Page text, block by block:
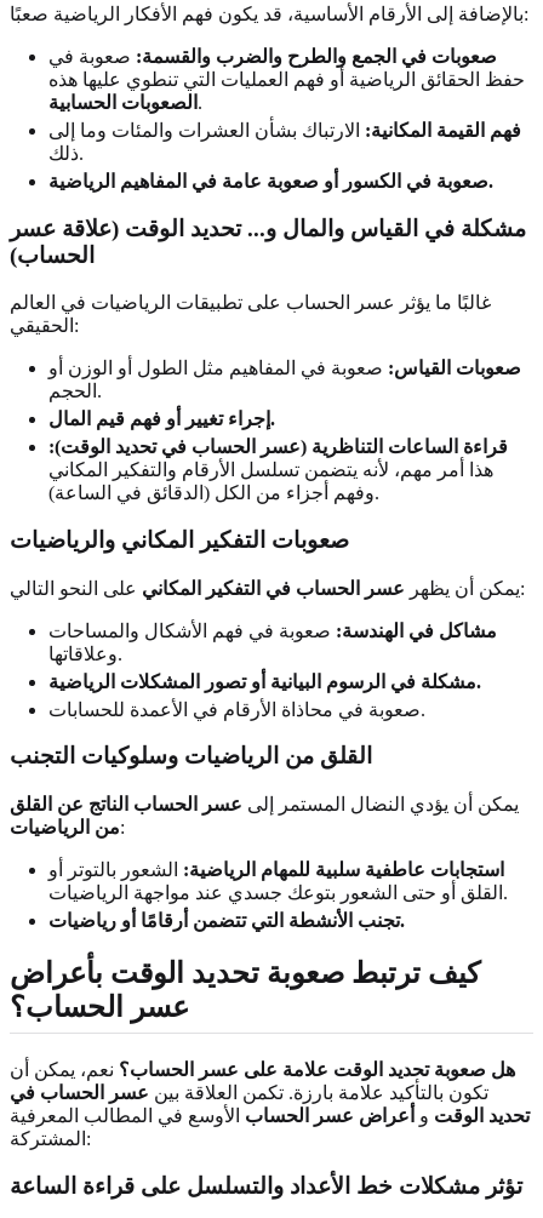
بالإضافة إلى الأرقام الأساسية، قد يكون فهم الأفكار الرياضية صعبًا:
صعوبات في الجمع والطرح والضرب والقسمة: صعوبة في
حفظ الحقائق الرياضية أو فهم العمليات التي تنطوي عليها هذه
الصعوبات الحسابية .
فهم القيمة المكانية: الارتباك بشأن العشرات والمئات وما إلى
ذلك.
صعوبة في الكسور أو صعوبة عامة في المفاهيم الرياضية.
مشكلة في القياس والمال و... تحديد الوقت (علاقة عسر
الحساب)
غالبًا ما يؤثر عسر الحساب على تطبيقات الرياضيات في العالم
الحقيقي:
صعوبات القياس: صعوبة في المفاهيم مثل الطول أو الوزن أو
الحجم.
إجراء تغيير أو فهم قيم المال.
قراءة الساعات التناظرية (عسر الحساب في تحديد الوقت):
هذا أمر مهم، لأنه يتضمن تسلسل الأرقام والتفكير المكاني
وفهم أجزاء من الكل (الدقائق في الساعة).
صعوبات التفكير المكاني والرياضيات
يمكن أن يظهر عسر الحساب في التفكير المكاني على النحو التالي:
مشاكل في الهندسة: صعوبة في فهم الأشكال والمساحات
وعلاقاتها.
مشكلة في الرسوم البيانية أو تصور المشكلات الرياضية.
صعوبة في محاذاة الأرقام في الأعمدة للحسابات.
القلق من الرياضيات وسلوكيات التجنب
يمكن أن يؤدي النضال المستمر إلى عسر الحساب الناتج عن القلق
من الرياضيات:
استجابات عاطفية سلبية للمهام الرياضية: الشعور بالتوتر أو
القلق أو حتى الشعور بتوعك جسدي عند مواجهة الرياضيات.
تجنب الأنشطة التي تتضمن أرقامًا أو رياضيات.
كيف ترتبط صعوبة تحديد الوقت بأعراض
عسر الحساب؟
هل صعوبة تحديد الوقت علامة على عسر الحساب؟ نعم، يمكن أن
تكون بالتأكيد علامة بارزة. تكمن العلاقة بين عسر الحساب في
تحديد الوقت و أعراض عسر الحساب الأوسع في المطالب المعرفية
المشتركة:
تؤثر مشكلات خط الأعداد والتسلسل على قراءة الساعة